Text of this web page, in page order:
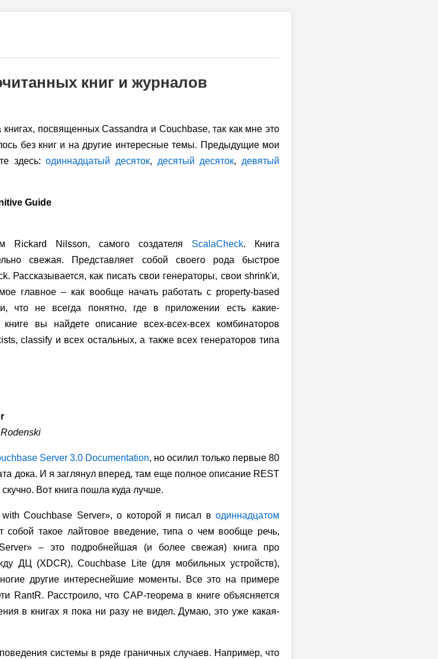
книг и журналов
посвященных Cassandra и Couchbase, так как мне это
без книг и на другие интересные темы. Предыдущие мои
здесь:одиннадцатый десяток, десятый десяток, девятый
Guide
Rickard Nilsson, самого создателя ScalaCheck. Книга
свежая. Представляет собой своего рода быстрое
Рассказывается, как писать свои генераторы, свои shrink'и,
главное – как вообще начать работать с property-based
что не всегда понятно, где в приложении есть какие-
вы найдете описание всех-всех-всех комбинаторов
classify и всех остальных, а также всех генераторов типа
Server 3.0 Documentation, но осилил только первые 80
дока. И я заглянул вперед, там еще полное описание REST
Вот книга пошла куда лучше.
Couchbase Server», о которой я писал в одиннадцатом
собой такое лайтовое введение, типа о чем вообще речь,
– это подробнейшая (и более свежая) книга про
ДЦ (XDCR), Couchbase Lite (для мобильных устройств),
другие интереснейшие моменты. Все это на примере
RantR. Расстроило, что CAP-теорема в книге объясняется
в книгах я пока ни разу не видел. Думаю, это уже какая-
системы в ряде граничных случаев. Например, что